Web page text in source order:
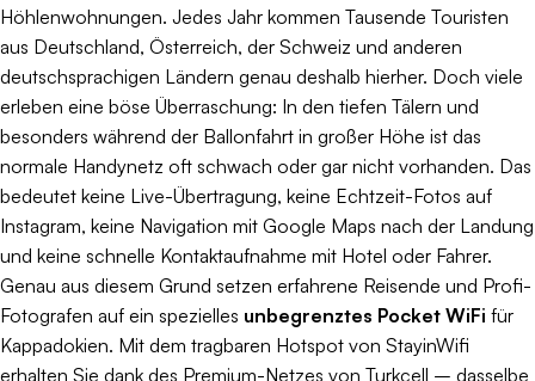
Höhlenwohnungen. Jedes Jahr kommen Tausende Touristen
aus Deutschland, Österreich, der Schweiz und anderen
deutschsprachigen Ländern genau deshalb hierher. Doch viele
erleben eine böse Überraschung: In den tiefen Tälern und
besonders während der Ballonfahrt in großer Höhe ist das
normale Handynetz oft schwach oder gar nicht vorhanden. Das
bedeutet keine Live-Übertragung, keine Echtzeit-Fotos auf
Instagram, keine Navigation mit Google Maps nach der Landung
und keine schnelle Kontaktaufnahme mit Hotel oder Fahrer.
Genau aus diesem Grund setzen erfahrene Reisende und Profi-
Fotografen auf ein spezielles unbegrenztes Pocket WiFi für
Kappadokien. Mit dem tragbaren Hotspot von StayinWifi
erhalten Sie dank des Premium-Netzes von Turkcell – dasselbe